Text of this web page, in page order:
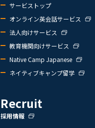
サービストップ
オンライン英会話サービス
法人向けサービス
教育機関向けサービス
Native Camp Japanese
ネイティブキャンプ留学
Recruit
採用情報